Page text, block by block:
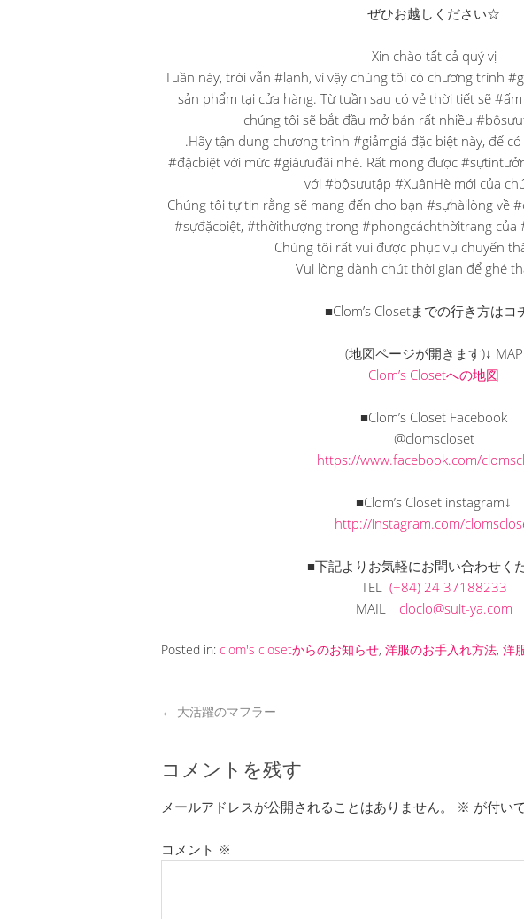
ぜひお越しください☆
Xin chào tất cả quý vị
Tuần này, trời vẫn #lạnh, vì vậy chúng tôi có chương trình
sản phẩm tại cửa hàng. Từ tuần sau có vẻ thời tiết sẽ
chúng tôi sẽ bắt đầu mở bán rất nhiều
.Hãy tận dụng chương trình #giảmgiá đặc biệt này, để
#đặcbiệt với mức #giáưuđãi nhé. Rất mong được
với #bộsưutập #XuânHè mới của
Chúng tôi tự tin rằng sẽ mang đến cho bạn #sựhàilòng về
#sựđặcbiệt, #thờithượng trong #phongcáchthờitrang của
Chúng tôi rất vui được phục vụ chuyến
Vui lòng dành chút thời gian để ghé
■Clom’s Closetまでの行き方はコ
(地図ページが開きます)↓ MAP
Clom’s Closetへの地図
■Clom’s Closet Facebook
@clomscloset
https://www.facebook.com/
■Clom’s Closet instagram↓
http://instagram.com/
■下記よりお気軽にお問い合わせく
TEL (+84) 24 37188233
MAIL cloclo@suit-ya.com
Posted in: clom's closetからのお知らせ, 洋服のお手入れ方法, 洋
← 大活躍のマフラー
コメントを残す
メールアドレスが公開されることはありません。 ※ が付い
コメント ※